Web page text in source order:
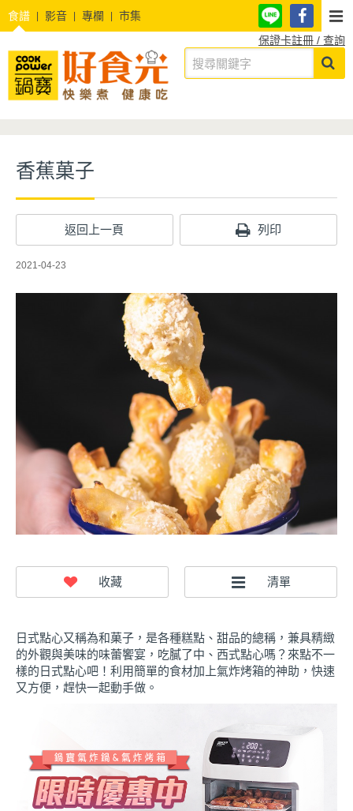
食譜 影音 專欄
市集
保證卡註冊 / 查詢
香蕉菓子
返回上一頁 列印
2021-04-23
日式點心又稱為和菓子，是各種糕點、甜品的總稱，兼具精緻
的外觀與美味的味蕾饗宴，吃膩了中、西式點心嗎？來點不一
樣的日式點心吧！利用簡單的食材加上氣炸烤箱的神助，快速
又方便，趕快一起動手做。